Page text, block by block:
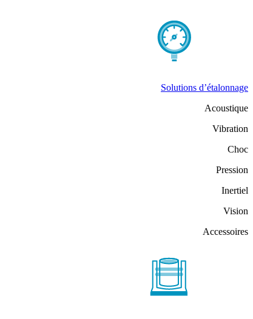
Solutions d’étalonnage
Acoustique
Vibration
Choc
Pression
Inertiel
Vision
Accessoires